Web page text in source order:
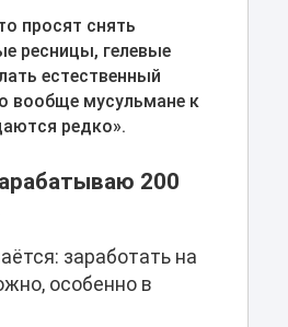
просят снять
ресницы, гелевые
естественный
вообще мусульмане к
редко».
200
заработать на
особенно в